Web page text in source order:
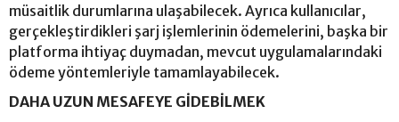
müsaitlik durumlarına ulaşabilecek. Ayrıca kullanıcılar,
gerçekleştirdikleri şarj işlemlerinin ödemelerini, başka bir
platforma ihtiyaç duymadan, mevcut uygulamalarındaki
ödeme yöntemleriyle tamamlayabilecek.
DAHA UZUN MESAFEYE GİDEBİLMEK